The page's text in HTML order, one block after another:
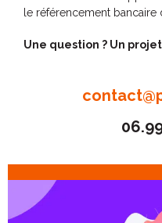
le référencement bancaire
Une question ? Un